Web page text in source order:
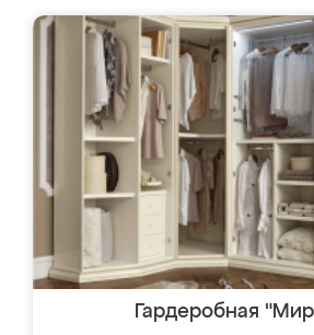
Гардеробная